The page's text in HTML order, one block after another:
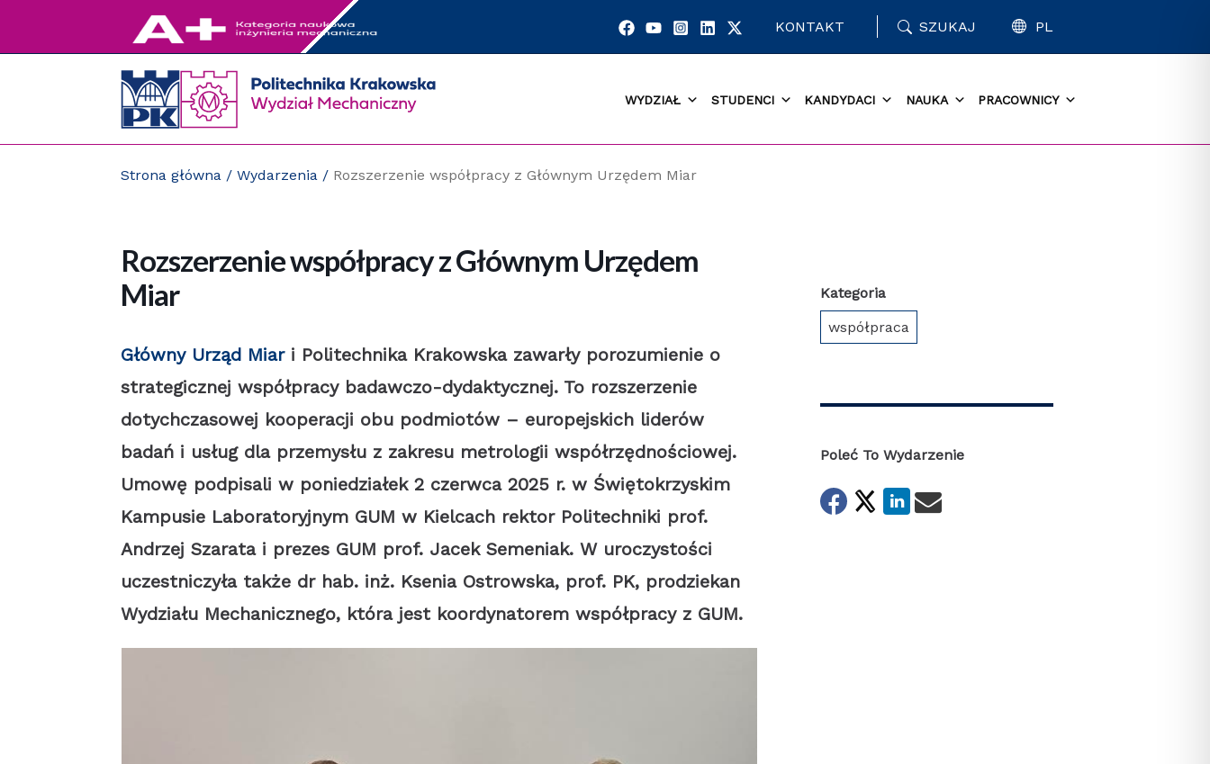
KONTAKT SZUKAJ PL
WYDZIAŁ STUDENCI KANDYDACI NAUKA PRACOWNICY
Strona główna /Wydarzenia / Rozszerzenie współpracy z Głównym Urzędem Miar
Rozszerzenie współpracy z Głównym Urzędem
Miar
Główny Urząd Miari Politechnika Krakowska zawarły porozumienie o
strategicznej współpracy badawczo-dydaktycznej. To rozszerzenie
dotychczasowej kooperacji obu podmiotów – europejskich liderów
badań i usług dla przemysłu z zakresu metrologii współrzędnościowej.
Umowę podpisali w poniedziałek 2 czerwca 2025 r. w Świętokrzyskim
Kampusie Laboratoryjnym GUM w Kielcach rektor Politechniki prof.
Andrzej Szarata i prezes GUM prof. Jacek Semeniak. W uroczystości
uczestniczyła także dr hab. inż. Ksenia Ostrowska, prof. PK, prodziekan
Wydziału Mechanicznego, która jest koordynatorem współpracy z GUM.
Kategoria
współpraca
Poleć To Wydarzenie